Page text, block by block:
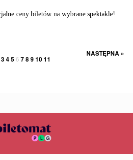
ceny biletów na wybrane spektakle!
3456 7891011
NASTĘPNA »